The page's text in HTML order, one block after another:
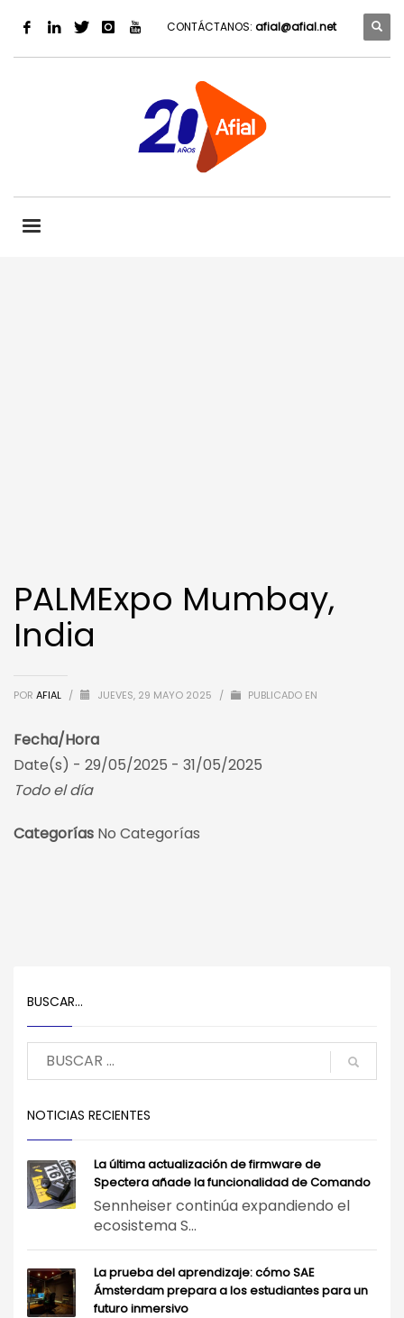
CONTÁCTANOS: afial@afial.net
PALMExpo Mumbay,
India
POR AFIAL / JUEVES, 29 MAYO 2025 / PUBLICADO EN
Fecha/Hora
Date(s) - 29/05/2025 - 31/05/2025
Todo el día
Categorías No Categorías
BUSCAR…
NOTICIAS RECIENTES
La última actualización de firmware de
Spectera añade la funcionalidad de Comando
Sennheiser continúa expandiendo el
ecosistema S...
La prueba del aprendizaje: cómo SAE
Ámsterdam prepara a los estudiantes para un
futuro inmersivo